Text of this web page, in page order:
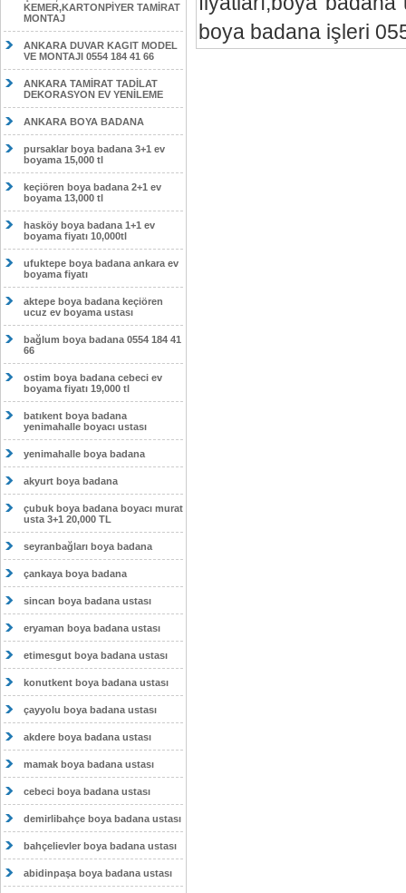
KEMER,KARTONPİYER TAMİRAT
MONTAJ
ANKARA DUVAR KAGIT MODEL
VE MONTAJI 0554 184 41 66
ANKARA TAMİRAT TADİLAT
DEKORASYON EV YENİLEME
ANKARA BOYA BADANA
pursaklar boya badana 3+1 ev
boyama 15,000 tl
keçiören boya badana 2+1 ev
boyama 13,000 tl
hasköy boya badana 1+1 ev
boyama fiyatı 10,000tl
ufuktepe boya badana ankara ev
boyama fiyatı
aktepe boya badana keçiören
ucuz ev boyama ustası
bağlum boya badana 0554 184 41
66
ostim boya badana cebeci ev
boyama fiyatı 19,000 tl
batıkent boya badana
yenimahalle boyacı ustası
yenimahalle boya badana
akyurt boya badana
çubuk boya badana boyacı murat
usta 3+1 20,000 TL
seyranbağları boya badana
çankaya boya badana
sincan boya badana ustası
eryaman boya badana ustası
etimesgut boya badana ustası
konutkent boya badana ustası
çayyolu boya badana ustası
akdere boya badana ustası
mamak boya badana ustası
cebeci boya badana ustası
demirlibahçe boya badana ustası
bahçelievler boya badana ustası
abidinpaşa boya badana ustası